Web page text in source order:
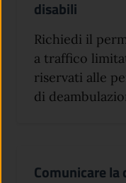
disabili
Richiedi il
a traffico
riservati alle
di
Comunicare